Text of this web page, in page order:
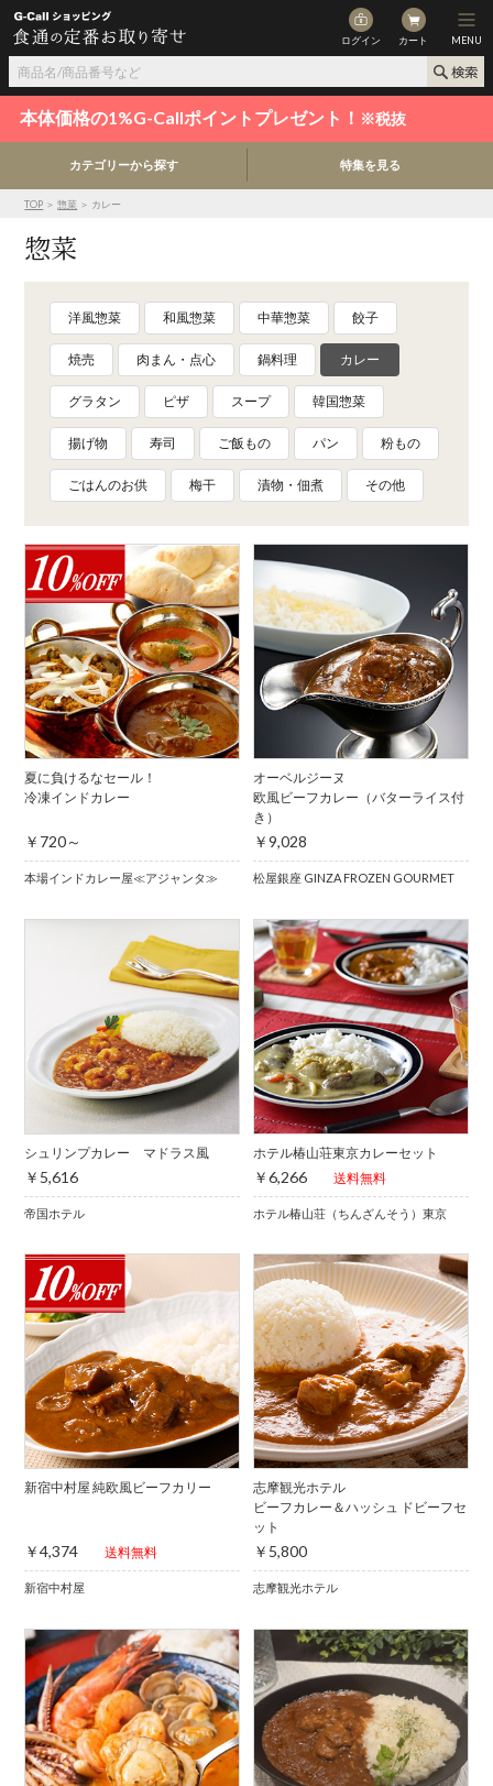
ログイン カート MENU
本体価格の1%G-Callポイントプレゼント！ ※税抜
カテゴリーから探す 特集を見る
TOP ＞惣菜 ＞ カレー
惣菜
洋風惣菜 和風惣菜 中華惣菜 餃子
焼売 肉まん・点心 鍋料理 カレー
グラタン ピザ スープ 韓国惣菜
揚げ物 寿司 ご飯もの パン 粉もの
ごはんのお供 梅干 漬物・佃煮 その他
夏に負けるなセール！
冷凍インドカレー
￥720～
本場インドカレー屋≪アジャンタ≫
オーベルジーヌ
欧風ビーフカレー（バターライス付
き）
￥9,028
松屋銀座 GINZA FROZEN GOURMET
シュリンプカレー マドラス風
￥5,616
帝国ホテル
ホテル椿山荘東京カレーセット
￥6,266 送料無料
ホテル椿山荘（ちんざんそう）東京
新宿中村屋 純欧風ビーフカリー
￥4,374 送料無料
新宿中村屋
志摩観光ホテル
ビーフカレー＆ハッシュ ドビーフセ
ット
￥5,800
志摩観光ホテル